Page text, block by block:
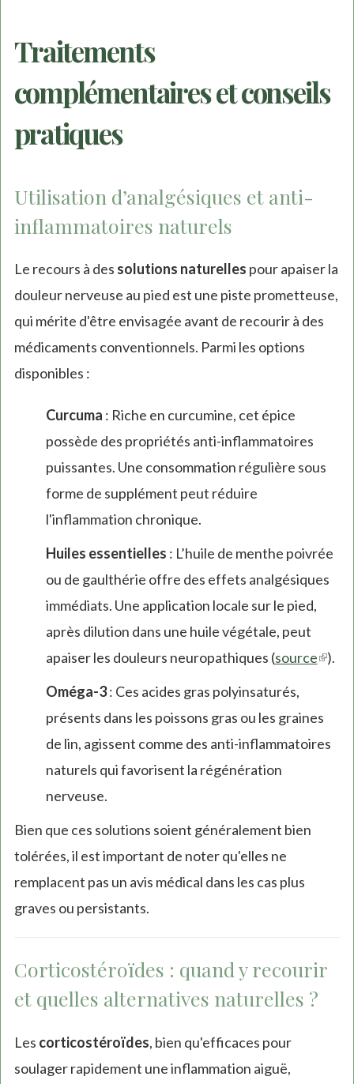
Traitements
complémentaires et conseils
pratiques
Utilisation d’analgésiques et anti-
inflammatoires naturels
Le recours à des solutions naturelles pour apaiser la
douleur nerveuse au pied est une piste prometteuse,
qui mérite d'être envisagée avant de recourir à des
médicaments conventionnels. Parmi les options
disponibles :
Curcuma : Riche en curcumine, cet épice
possède des propriétés anti-inflammatoires
puissantes. Une consommation régulière sous
forme de supplément peut réduire
l'inflammation chronique.
Huiles essentielles : L’huile de menthe poivrée
ou de gaulthérie offre des effets analgésiques
immédiats. Une application locale sur le pied,
après dilution dans une huile végétale, peut
apaiser les douleurs neuropathiques (source(link
).
Oméga-3: Ces acides gras polyinsaturés,
présents dans les poissons gras ou les graines
de lin, agissent comme des anti-inflammatoires
naturels qui favorisent la régénération
nerveuse.
Bien que ces solutions soient généralement bien
tolérées, il est important de noter qu'elles ne
remplacent pas un avis médical dans les cas plus
graves ou persistants.
Corticostéroïdes : quand y recourir
et quelles alternatives naturelles ?
Les corticostéroïdes, bien qu'efficaces pour
soulager rapidement une inflammation aiguë,